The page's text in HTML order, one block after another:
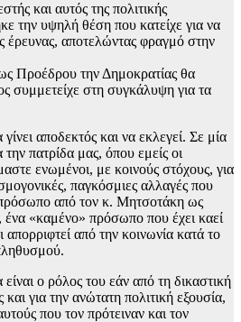
και αυτός της πολιτικής
την υψηλή θέση που κατείχε για να
έρευνας, αποτελώντας φραγμό στην
Προέδρου την Δημοκρατίας θα
συμμετείχε στη συγκάλυψη για τα
αποδεκτός και να εκλεγεί. Σε μία
την πατρίδα μας, όπου εμείς οι
ενωμένοι, με κοινούς στόχους, για
παγκόσμιες αλλαγές που
πρόσωπο από τον κ. Μητσοτάκη ως
«καμένο» πρόσωπο που έχει καεί
απορριφτεί από την κοινωνία κατά το
ο ρόλος του εάν από τη δικαστική
για την ανώτατη πολιτική εξουσία,
που τον πρότειναν και τον